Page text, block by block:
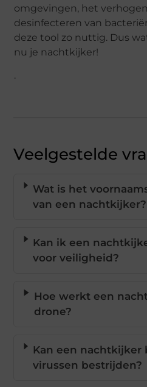
omgevingen, het
desinfecteren van
deze tool zo nuttig. Dus
nu je nachtkijker!
.
Veelgestelde
Wat is het
van een nachtkijker?
Kan ik een
voor veiligheid?
Hoe werkt een
drone?
Kan een nachtkijker
virussen bestrijden?